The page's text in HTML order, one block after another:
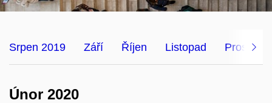
Srpen 2019 Září Říjen Listopad Prosinec
Únor 2020